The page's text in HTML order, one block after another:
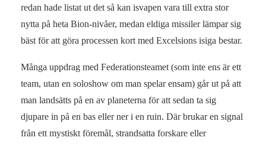
redan hade listat ut det så kan isvapen vara till extra stor
nytta på heta Bion-nivåer, medan eldiga missiler lämpar sig
bäst för att göra processen kort med Excelsions isiga bestar.
Många uppdrag med Federationsteamet (som inte ens är ett
team, utan en soloshow om man spelar ensam) går ut på att
man landsätts på en av planeterna för att sedan ta sig
djupare in på en bas eller ner i en ruin. Där brukar en signal
från ett mystiskt föremål, strandsatta forskare eller